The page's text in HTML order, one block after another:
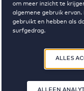
om meer inzicht te
algemene gebruik
gebruikt en hebben als
surfgedrag.
Door op ‘Zelf instellen’
en uw voorkeuren
te klikken, gaat u
ALLES
ALLEEN
103